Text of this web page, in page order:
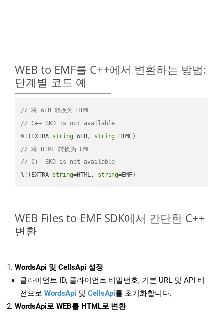
WEB to EMF를 C++에서 변환하는 방법:
단계별 코드 예
// 将 WEB 转换为 HTML
// C++ SKD is not available
%!(EXTRA string=WEB, string
// 将 HTML 转换为 EMF
// C++ SKD is not available
%!(EXTRA string=HTML, string=EMF)
WEB Files to EMF SDK에서 간단한 C++
변환
WordsApi 및 CellsApi 설정
클라이언트 ID, 클라이언트 비밀번호, 기본 URL 및 API 버
전으로 WordsApi 및 CellsApi를 초기화합니다.
WordsApi로 WEB를 HTML로 변환